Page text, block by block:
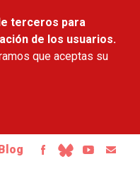
terceros para
de los usuarios.
que aceptas su